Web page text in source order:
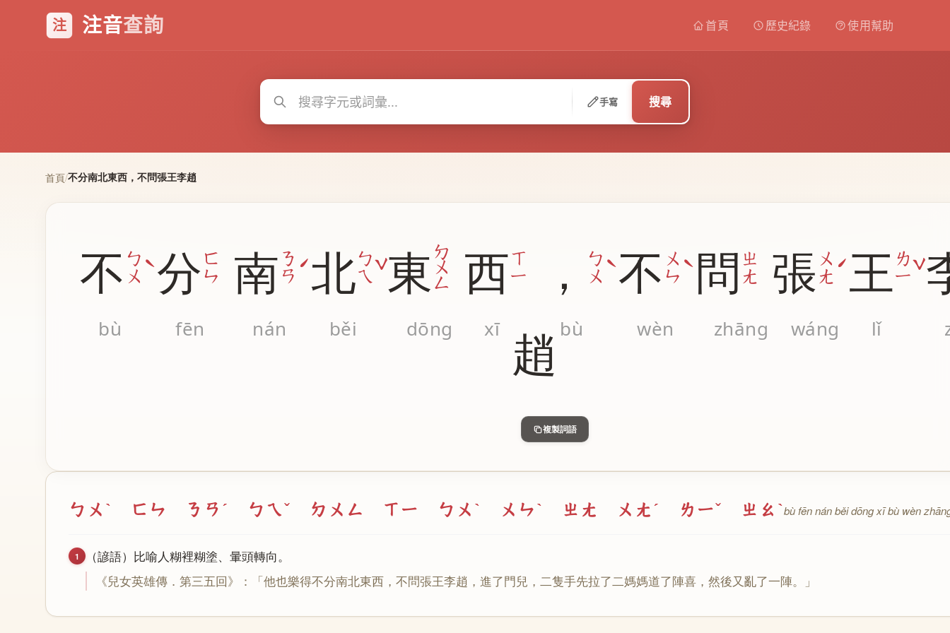
注 注音查詢 首頁 歷史紀錄 使用幫助
手寫 搜尋
首頁/不分南北東西，不問張王李趙
不 ㄅ
ㄨˋ
bù
分 ㄈ
ㄣ
fēn
南 ㄋ
ㄢˊ
nán
北ㄅ
ㄟˇ
běi
東 ㄉ
ㄨ
ㄥ
dōng
西ㄒ
ㄧ
xī
， ㄅ
ㄨˋ
bù
不 ㄨ
ㄣˋ
wèn
問 ㄓ
ㄤ
zhāng
張 ㄨ
ㄤˊ
wáng
王ㄌ
ㄧˇ
lǐ
趙
複製詞語
ㄅㄨˋ ㄈㄣ ㄋㄢˊ ㄅㄟˇ ㄉㄨㄥ ㄒㄧ ㄅㄨˋ ㄨㄣˋ ㄓㄤ ㄨㄤˊ ㄌㄧˇ ㄓㄠˋbù fēn nán běi dōng xī bù wèn
1 （諺語） 比喻人糊裡糊塗、 暈頭轉向。
《兒女英雄傳 ． 第三五回》：「他也樂得不分南北東西 ， 不問張王李趙 ， 進了門兒 ， 二隻手先拉了二媽媽道了陣喜 ， 然後又亂了一陣。」